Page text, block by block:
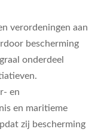
verordeningen aan
bescherming
onderdeel
en
en maritieme
zij bescherming